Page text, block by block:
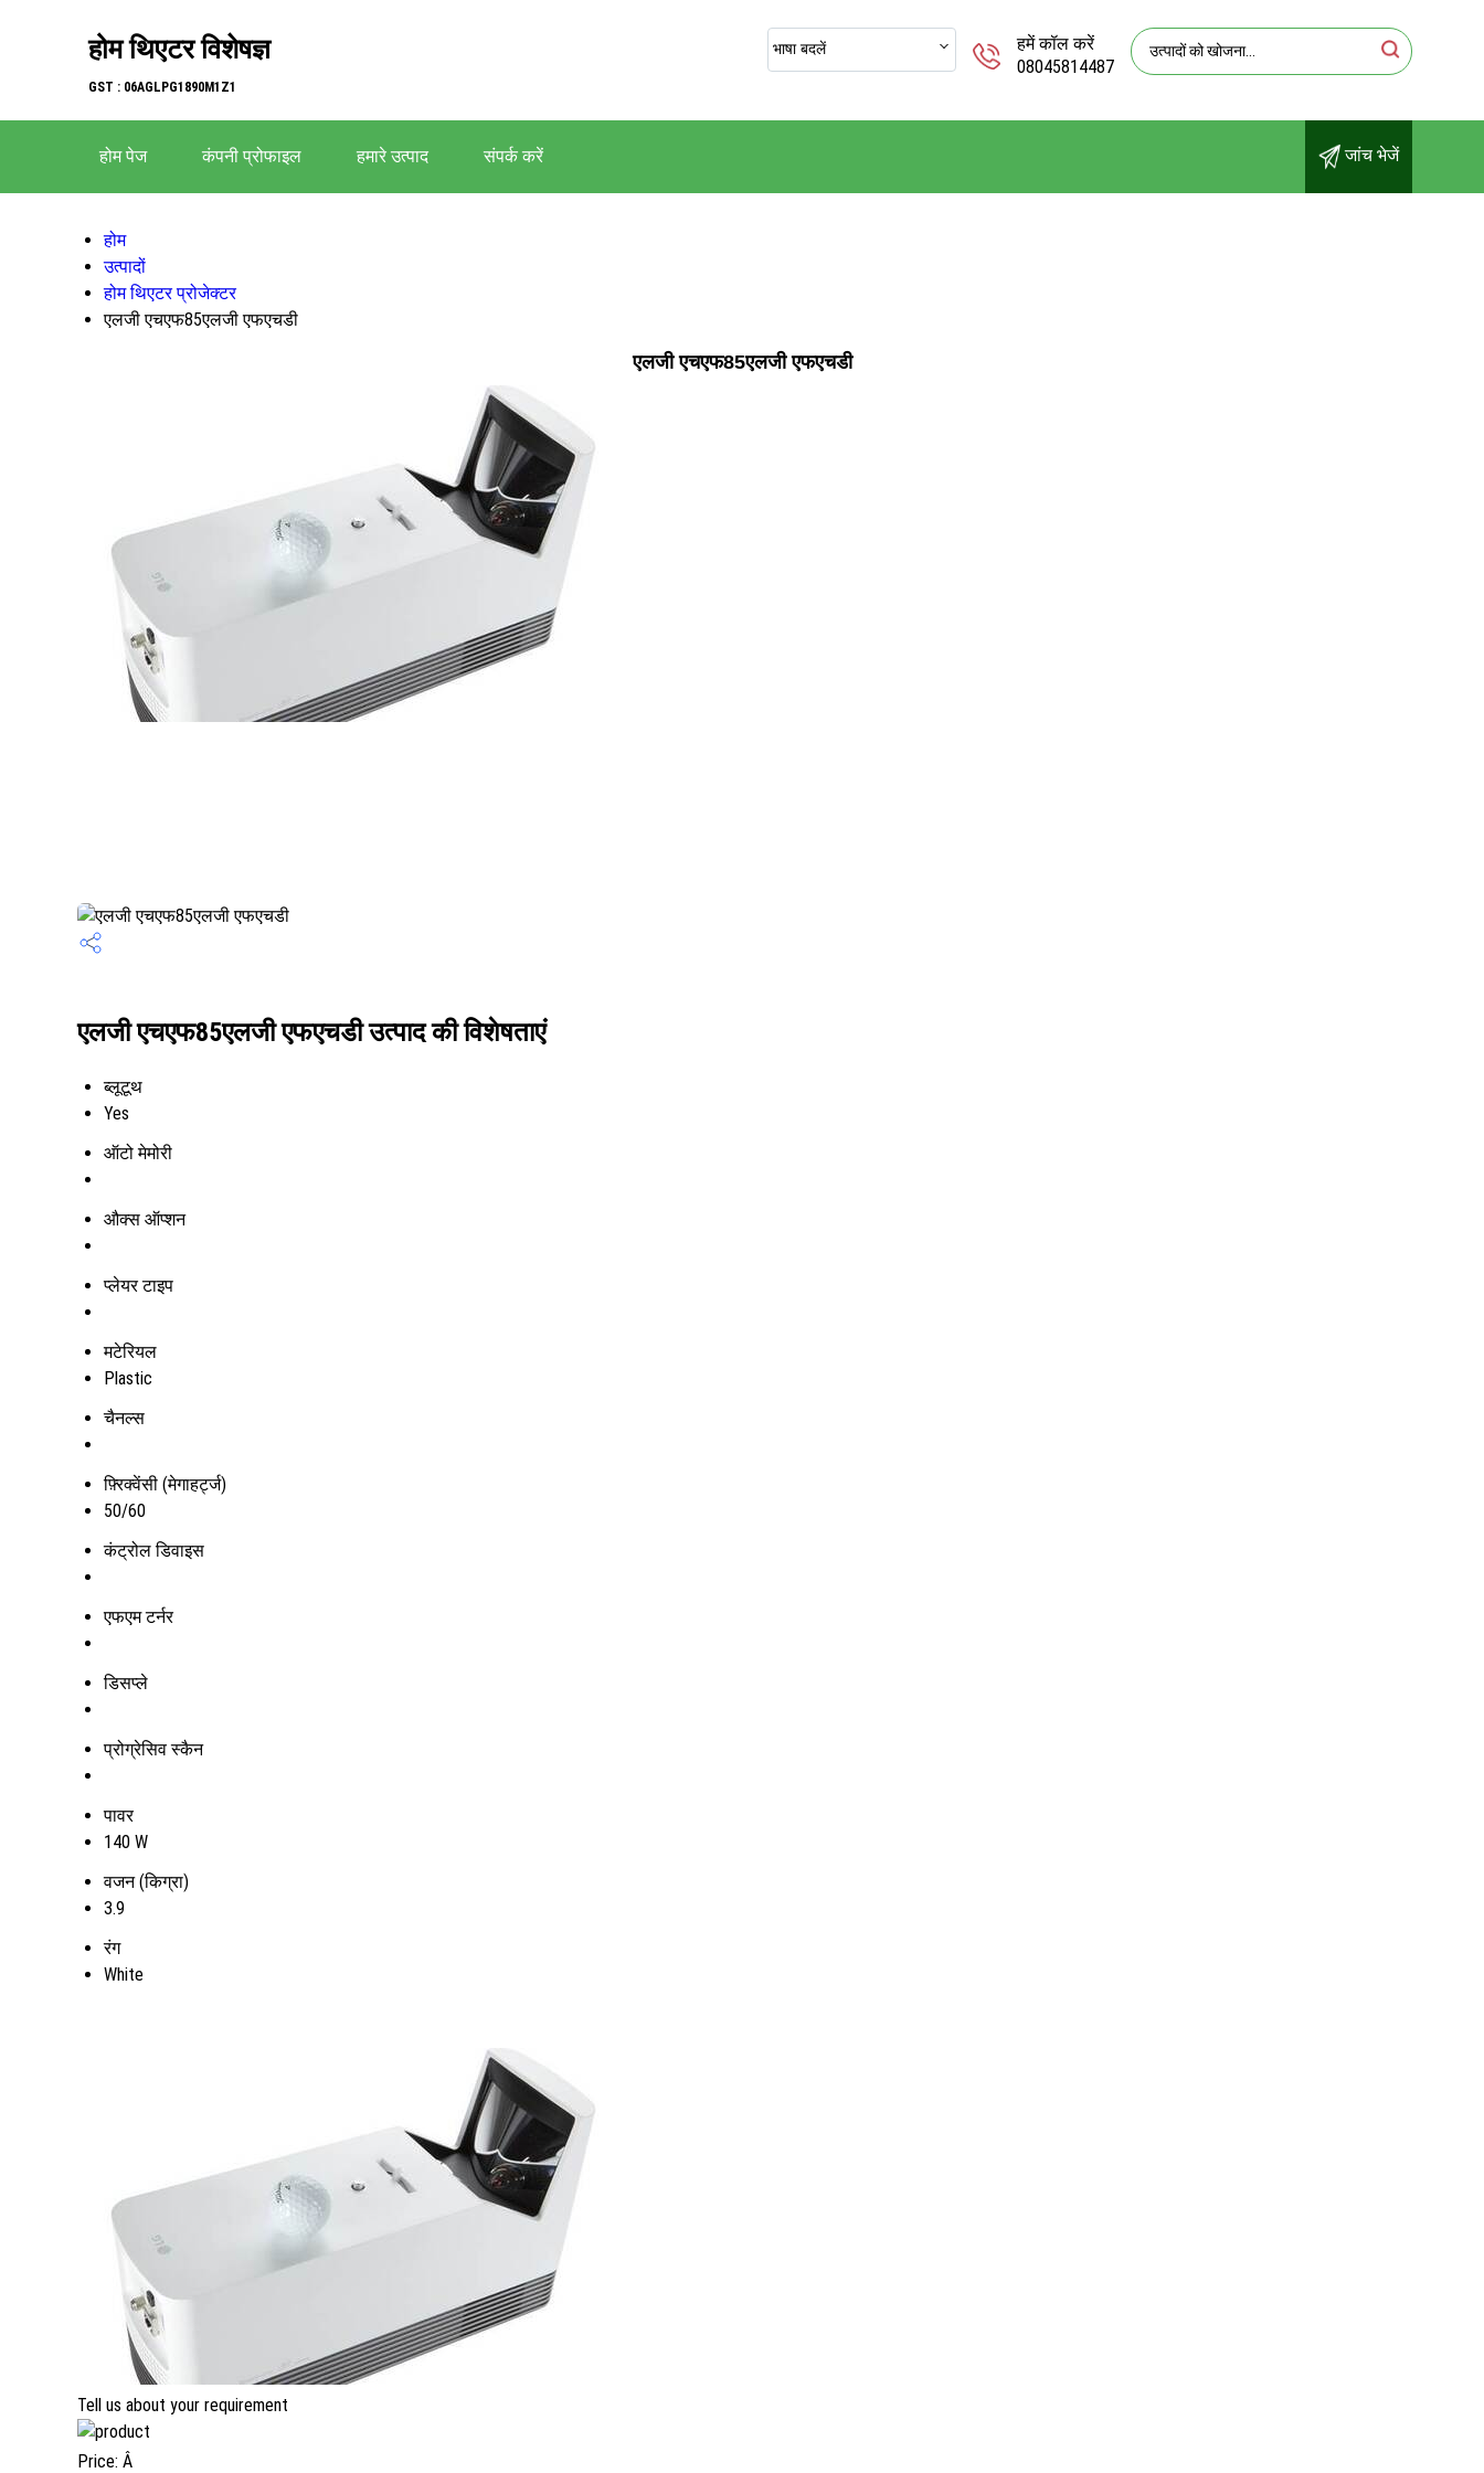
होम थिएटर विशेषज्ञ
GST : 06AGLPG1890M1Z1
हमें कॉल करें
08045814487
भाषा बदलें
होम पेज कंपनी प्रोफाइल हमारे उत्पाद संपर्क करें जांच भेजें
होम
उत्पादों
होम थिएटर प्रोजेक्टर
एलजी एचएफ85एलजी एफएचडी
एलजी एचएफ85एलजी एफएचडी
एलजी एचएफ85एलजी एफएचडी उत्पाद की विशेषताएं
ब्लूटूथ
Yes
ऑटो मेमोरी
औक्स ऑप्शन
प्लेयर टाइप
मटेरियल
Plastic
चैनल्स
फ़्रिक्वेंसी (मेगाहर्ट्ज)
50/60
कंट्रोल डिवाइस
एफएम टर्नर
डिसप्ले
प्रोग्रेसिव स्कैन
पावर
140 W
वजन (किग्रा)
3.9
रंग
White
Tell us about your requirement
Price: Â